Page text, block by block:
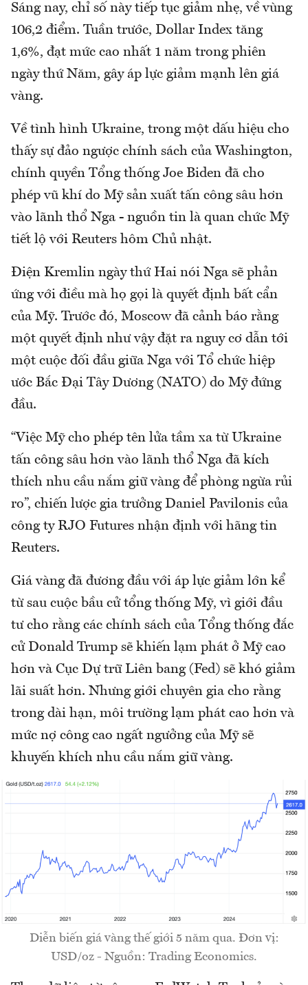
Sáng nay, chỉ số này tiếp tục giảm nhẹ, về vùng
106,2 điểm. Tuần trước, Dollar Index tăng
1,6%, đạt mức cao nhất 1 năm trong phiên
ngày thứ Năm, gây áp lực giảm mạnh lên giá
vàng.
Về tình hình Ukraine, trong một dấu hiệu cho
thấy sự đảo ngược chính sách của Washington,
chính quyền Tổng thống Joe Biden đã cho
phép vũ khí do Mỹ sản xuất tấn công sâu hơn
vào lãnh thổ Nga - nguồn tin là quan chức Mỹ
tiết lộ với Reuters hôm Chủ nhật.
Điện Kremlin ngày thứ Hai nói Nga sẽ phản
ứng với điều mà họ gọi là quyết định bất cẩn
của Mỹ. Trước đó, Moscow đã cảnh báo rằng
một quyết định như vậy đặt ra nguy cơ dẫn tới
một cuộc đối đầu giữa Nga với Tổ chức hiệp
ước Bắc Đại Tây Dương (NATO) do Mỹ đứng
đầu.
“Việc Mỹ cho phép tên lửa tầm xa từ Ukraine
tấn công sâu hơn vào lãnh thổ Nga đã kích
thích nhu cầu nắm giữ vàng để phòng ngừa rủi
ro”, chiến lược gia trưởng Daniel Pavilonis của
công ty RJO Futures nhận định với hãng tin
Reuters.
Giá vàng đã đương đầu với áp lực giảm lớn kể
từ sau cuộc bầu cử tổng thống Mỹ, vì giới đầu
tư cho rằng các chính sách của Tổng thống đắc
cử Donald Trump sẽ khiến lạm phát ở Mỹ cao
hơn và Cục Dự trữ Liên bang (Fed) sẽ khó giảm
lãi suất hơn. Nhưng giới chuyên gia cho rằng
trong dài hạn, môi trường lạm phát cao hơn và
mức nợ công cao ngất ngưởng của Mỹ sẽ
khuyến khích nhu cầu nắm giữ vàng.
Diễn biến giá vàng thế giới 5 năm qua. Đơn vị:
USD/oz - Nguồn: Trading Economics.